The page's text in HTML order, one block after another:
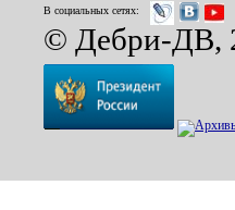
В социальных сетях:
© Дебри-ДВ,